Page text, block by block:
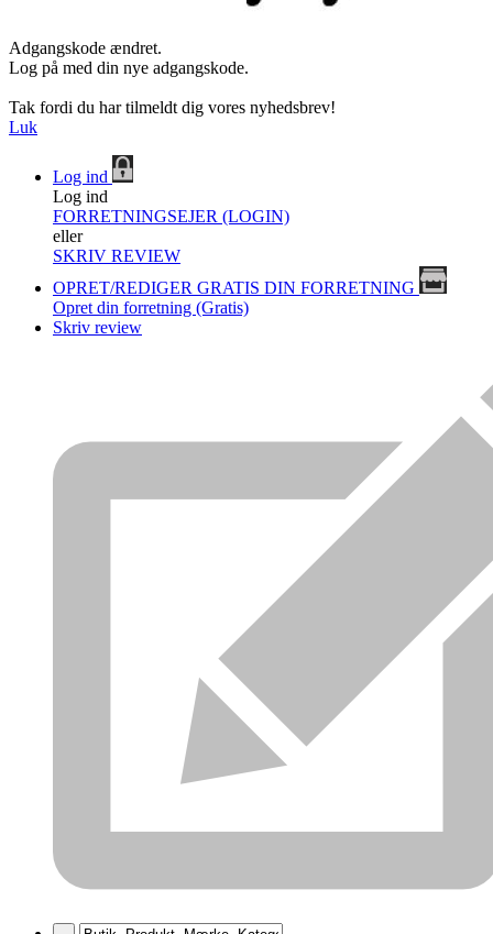
Adgangskode ændret.
Log på med din nye adgangskode.
Tak fordi du har tilmeldt dig vores nyhedsbrev!
Luk
Log ind
Log ind
FORRETNINGSEJER (LOGIN)
eller
SKRIV REVIEW
OPRET/REDIGER GRATIS DIN FORRETNING
Opret din forretning (Gratis)
Skriv review